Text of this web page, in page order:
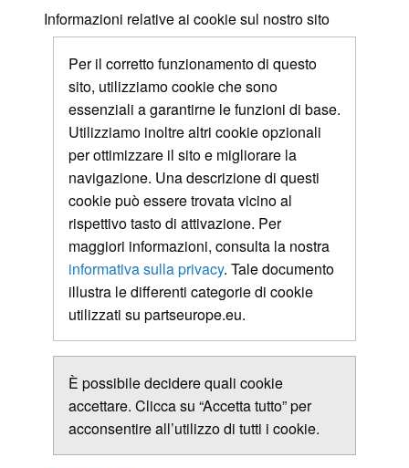
Informazioni relative ai cookie sul nostro sito
Per il corretto funzionamento di questo
sito, utilizziamo cookie che sono
essenziali a garantirne le funzioni di base.
Utilizziamo inoltre altri cookie opzionali
per ottimizzare il sito e migliorare la
navigazione. Una descrizione di questi
cookie può essere trovata vicino al
rispettivo tasto di attivazione. Per
maggiori informazioni, consulta la nostra
informativa sulla privacy. Tale documento
illustra le differenti categorie di cookie
utilizzati su partseurope.eu.
È possibile decidere quali cookie
accettare. Clicca su “Accetta tutto” per
acconsentire all’utilizzo di tutti i cookie.